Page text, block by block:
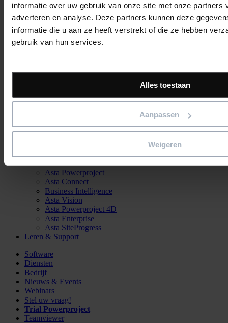
informatie over uw gebruik van onze site met onze partners
adverteren en analyse. Deze partners kunnen deze
informatie die u aan ze heeft verstrekt of die ze hebben
gebruik van hun services.
Alles toestaan
Aanpassen
Weigeren
Overzicht
Asta Powerproject
Business Intelligence
Asta Vision
Asta SiteProgress
Boek een Demo
Products
Asta Powerproject
Asta Connect
Business Intelligence
Asta Vision
Asta Powerproject 4D
Asta Enterprise
Asta SiteProgress
Leren & Support
Software
Diensten
Bedrijf
Nieuws & Events
Webinars
Stel uw vraag!
Trial Powerproject
Teamviewer